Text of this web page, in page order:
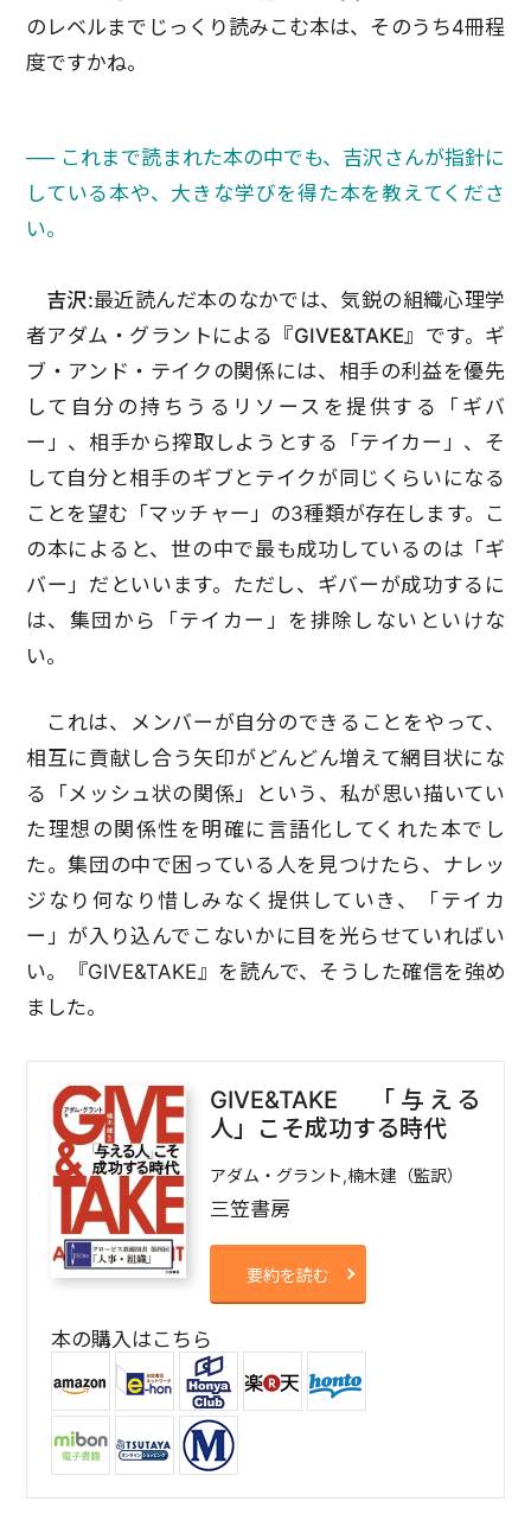
のレベルまでじっくり読みこむ本は、そのうち4冊程
度ですかね。
── これまで読まれた本の中でも、吉沢さんが指針に
している本や、大きな学びを得た本を教えてくださ
い。
吉沢:最近読んだ本のなかでは、気鋭の組織心理学
者アダム・グラントによる 『GIVE&TAKE』 です。ギ
ブ・アンド・テイクの関係には、相手の利益を優先
して自分の持ちうるリソースを提供する「ギバ
ー」、相手から搾取しようとする「テイカー」、そ
して自分と相手のギブとテイクが同じくらいになる
ことを望む「マッチャー」の3種類が存在します。こ
の本によると、世の中で最も成功しているのは「ギ
バー」だといいます。ただし、ギバーが成功するに
は、集団から「テイカー」を排除しないといけな
い。
これは、メンバーが自分のできることをやって、
相互に貢献し合う矢印がどんどん増えて網目状にな
る「メッシュ状の関係」という、私が思い描いてい
た理想の関係性を明確に言語化してくれた本でし
た。集団の中で困っている人を見つけたら、ナレッ
ジなり何なり惜しみなく提供していき、「テイカ
ー」が入り込んでこないかに目を光らせていればい
い。『GIVE&TAKE』を読んで、そうした確信を強め
ました。
GIVE&TAKE 「与える
人」こそ成功する時代
アダム・グラント,楠木建（監訳）
三笠書房
要約を読む
本の購入はこちら